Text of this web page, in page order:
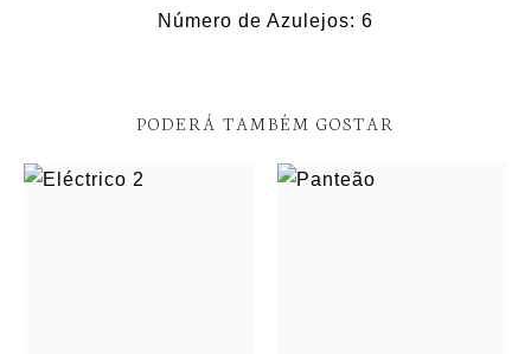
Número de Azulejos: 6
PODERÁ TAMBÉM GOSTAR